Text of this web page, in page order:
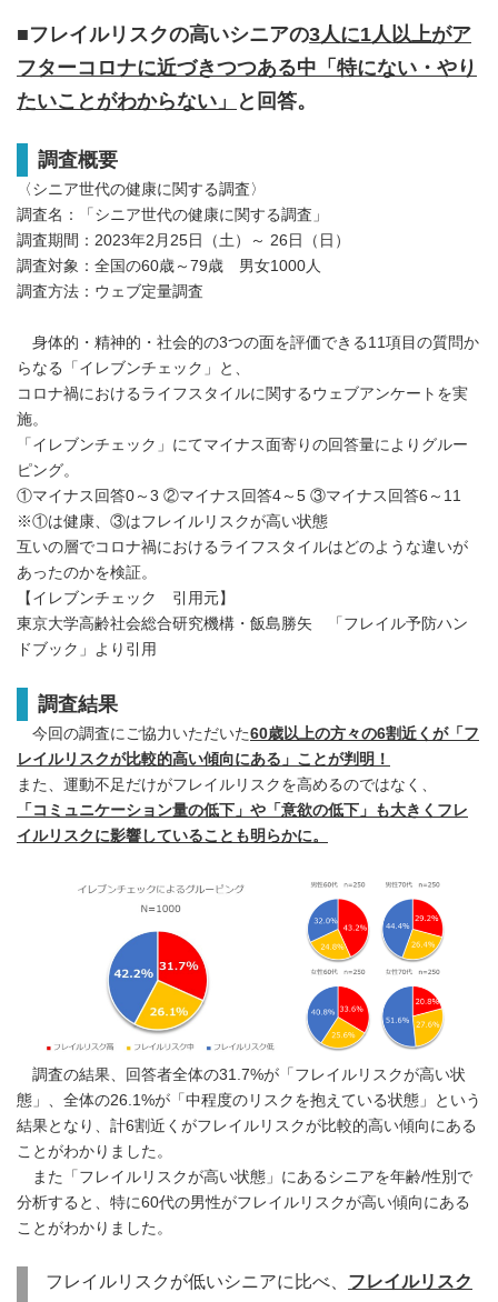
■フレイルリスクの高いシニアの3人に1人以上がア
フターコロナに近づきつつある中「特にない・やり
たいことがわからない」
と回答。
調査概要
〈シニア世代の健康に関する調査〉
調査名：「シニア世代の健康に関する調査」
調査期間：2023年2月25日（土）～ 26日（日）
調査対象：全国の60歳～79歳 男女1000人
調査方法：ウェブ定量調査
身体的・精神的・社会的の3つの面を評価できる11項目の質問か
らなる「イレブンチェック」と、
コロナ禍におけるライフスタイルに関するウェブアンケートを実
施。
「イレブンチェック」にてマイナス面寄りの回答量によりグルー
ピング。
①マイナス回答0～3 ②マイナス回答4～5 ③マイナス回答6～11
※①は健康、③はフレイルリスクが高い状態
互いの層でコロナ禍におけるライフスタイルはどのような違いが
あったのかを検証。
【イレブンチェック 引用元】
東京大学高齢社会総合研究機構・飯島勝矢 「フレイル予防ハン
ドブック」より引用
調査結果
今回の調査にご協力いただいた60歳以上の方々の6割近くが「フ
レイルリスクが比較的高い傾向にある」ことが判明！
また、運動不足だけがフレイルリスクを高めるのではなく、
「コミュニケーション量の低下」や「意欲の低下」も大きくフレ
イルリスクに影響していることも明らかに。
調査の結果、回答者全体の31.7%が「フレイルリスクが高い状
態」、全体の26.1%が「中程度のリスクを抱えている状態」という
結果となり、計6割近くがフレイルリスクが比較的高い傾向にある
ことがわかりました。
また「フレイルリスクが高い状態」にあるシニアを年齢/性別で
分析すると、特に60代の男性がフレイルリスクが高い傾向にある
ことがわかりました。
フレイルリスクが低いシニアに比べ、 フレイルリスク